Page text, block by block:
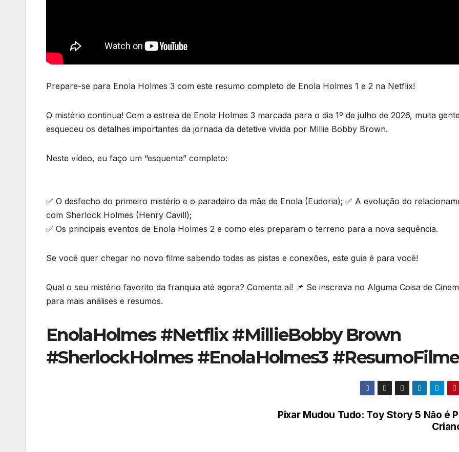
Prepare-se para Enola Holmes 3 com este resumo completo de Enola Holmes 1 e 2 na Netflix!
O mistério continua! Com a estreia de Enola Holmes 3 marcada para o dia 1º de julho de 2026, muita gente
esqueceu os detalhes importantes da jornada da detetive vivida por Millie Bobby Brown.
Neste vídeo, eu faço um “esquenta” completo:
✅ O desfecho do primeiro mistério e o paradeiro da mãe de Enola (Eudoria); ✅ A evolução do
com Sherlock Holmes (Henry Cavill);
✅ Os principais eventos de Enola Holmes 2 e como eles preparam o terreno para a nova sequência.
Se você quer chegar no novo filme sabendo todas as pistas e conexões, este guia é para você!
Qual o seu mistério favorito da franquia até agora? Comenta aí! 📌 Se inscreva no Alguma Coisa de
para mais análises e resumos.
EnolaHolmes #Netflix #MillieBobby Brown
#SherlockHolmes #EnolaHolmes3 #ResumoFilme
Pixar Mudou Tudo: Toy Story 5 Não é